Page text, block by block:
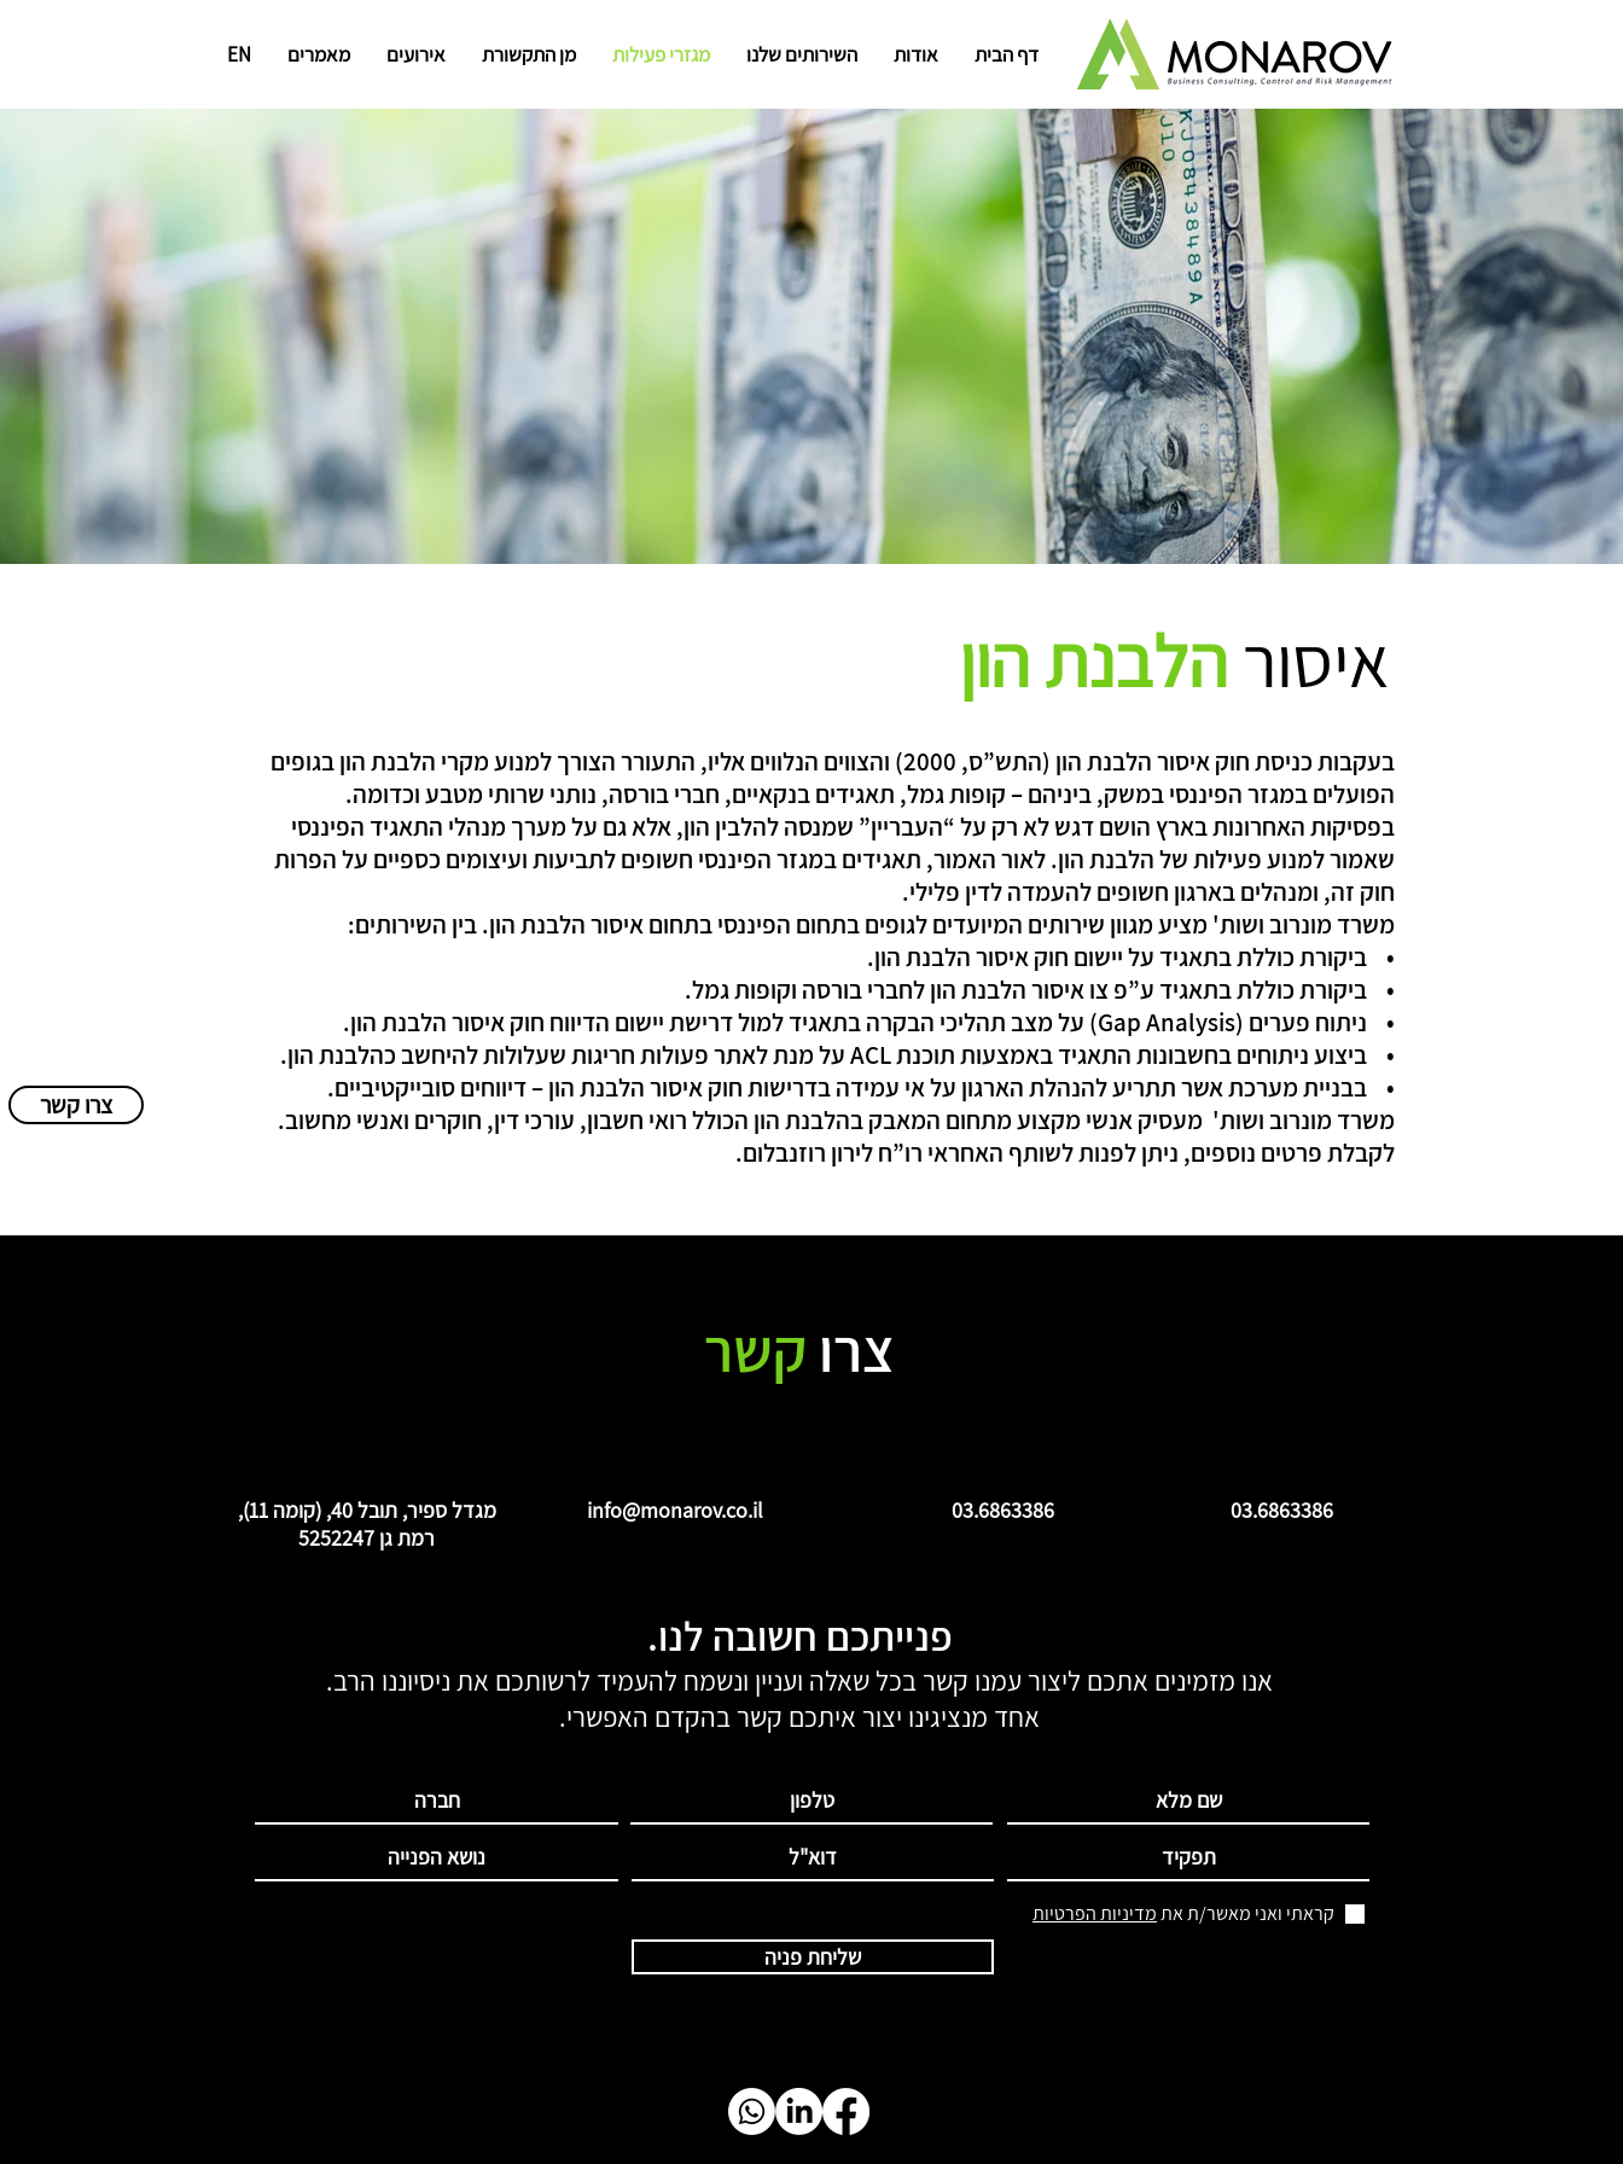
דף הבית אודות השירותים שלנו מגזרי פעילות מן התקשורת אירועים מאמרים EN
צרו קשר
איסורהלבנת הון
בעקבות כניסת חוק איסור הלבנת הון (התש”ס, 2000) והצווים הנלווים אליו, התעורר הצורך למנוע מקרי הלבנת הון בגופים
הפועלים במגזר הפיננסי במשק, ביניהם – קופות גמל, תאגידים בנקאיים, חברי בורסה, נותני שרותי מטבע וכדומה.
בפסיקות האחרונות בארץ הושם דגש לא רק על “העבריין” שמנסה להלבין הון, אלא גם על מערך מנהלי התאגיד הפיננסי
שאמור למנוע פעילות של הלבנת הון. לאור האמור, תאגידים במגזר הפיננסי חשופים לתביעות ועיצומים כספיים על הפרות
חוק זה, ומנהלים בארגון חשופים להעמדה לדין פלילי.
משרד מונרוב ושות' מציע מגוון שירותים המיועדים לגופים בתחום הפיננסי בתחום איסור הלבנת הון. בין השירותים:
• ביקורת כוללת בתאגיד על יישום חוק איסור הלבנת הון.
• ביקורת כוללת בתאגיד ע”פ צו איסור הלבנת הון לחברי בורסה וקופות גמל.
• ניתוח פערים (Gap Analysis) על מצב תהליכי הבקרה בתאגיד למול דרישת יישום הדיווח חוק איסור הלבנת הון.
• ביצוע ניתוחים בחשבונות התאגיד באמצעות תוכנת ACL על מנת לאתר פעולות חריגות שעלולות להיחשב כהלבנת הון.
• בבניית מערכת אשר תתריע להנהלת הארגון על אי עמידה בדרישות חוק איסור הלבנת הון – דיווחים סובייקטיביים.
משרד מונרוב ושות' מעסיק אנשי מקצוע מתחום המאבק בהלבנת הון הכולל רואי חשבון, עורכי דין, חוקרים ואנשי מחשוב.
לקבלת פרטים נוספים, ניתן לפנות לשותף האחראי רו”ח לירון רוזנבלום.
צרו קשר
מגדל ספיר, תובל 40, (קומה 11),
רמת גן 5252247
info@monarov.co.il 03.6863386 03.6863386
פנייתכם חשובה לנו.
אנו מזמינים אתכם ליצור עמנו קשר בכל שאלה ועניין ונשמח להעמיד לרשותכם את ניסיוננו הרב.
אחד מנציגינו יצור איתכם קשר בהקדם האפשרי.
קראתי ואני מאשר/ת אתמדיניות הפרטיות
שליחת פניה